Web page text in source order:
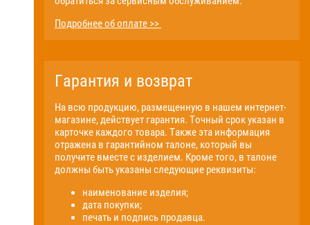
Подробнее об оплате >>
Гарантия и возврат
На всю продукцию, размещенную в нашем интернет-
магазине, действует гарантия. Точный срок указан в
карточке каждого товара. Также эта информация
отражена в гарантийном талоне, который вы
получите вместе с изделием. Кроме того, в талоне
должны быть указаны следующие реквизиты:
наименование изделия;
дата покупки;
печать и подпись продавца.